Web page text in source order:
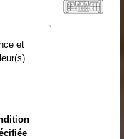
et